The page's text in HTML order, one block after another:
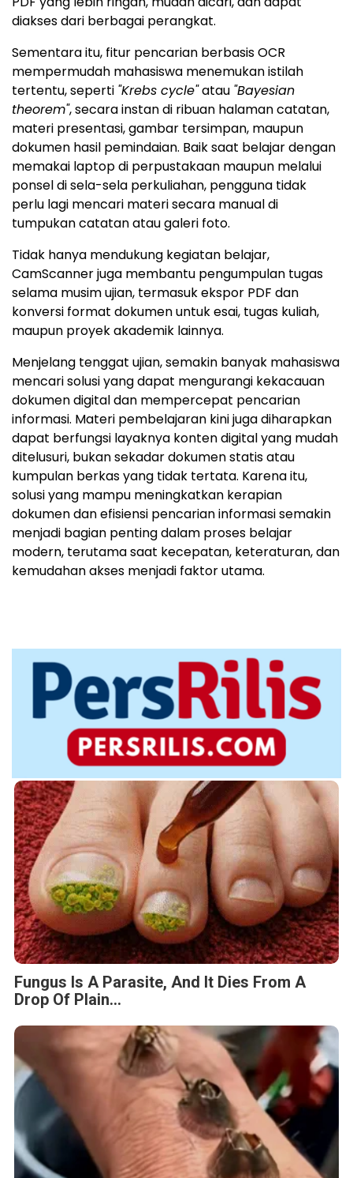
diakses dari berbagai perangkat.
Sementara itu, fitur pencarian berbasis OCR
mempermudah mahasiswa menemukan istilah
tertentu, seperti "Krebs cycle"atau "Bayesian
theorem", secara instan di ribuan halaman catatan,
materi presentasi, gambar tersimpan, maupun
dokumen hasil pemindaian. Baik saat belajar dengan
memakai laptop di perpustakaan maupun melalui
ponsel di sela-sela perkuliahan, pengguna tidak
perlu lagi mencari materi secara manual di
tumpukan catatan atau galeri foto.
Tidak hanya mendukung kegiatan belajar,
CamScanner juga membantu pengumpulan tugas
selama musim ujian, termasuk ekspor PDF dan
konversi format dokumen untuk esai, tugas kuliah,
maupun proyek akademik lainnya.
Menjelang tenggat ujian, semakin banyak mahasiswa
mencari solusi yang dapat mengurangi kekacauan
dokumen digital dan mempercepat pencarian
informasi. Materi pembelajaran kini juga diharapkan
dapat berfungsi layaknya konten digital yang mudah
ditelusuri, bukan sekadar dokumen statis atau
kumpulan berkas yang tidak tertata. Karena itu,
solusi yang mampu meningkatkan kerapian
dokumen dan efisiensi pencarian informasi semakin
menjadi bagian penting dalam proses belajar
modern, terutama saat kecepatan, keteraturan, dan
kemudahan akses menjadi faktor utama.
Fungus Is A Parasite, And It Dies From A
Drop Of Plain...